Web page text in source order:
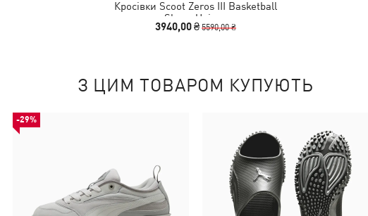
Кросівки Scoot Zeros III Basketball
Shoes Unisex
3940,00 ₴5590,00 ₴
З ЦИМ ТОВАРОМ КУПУЮТЬ
-29%